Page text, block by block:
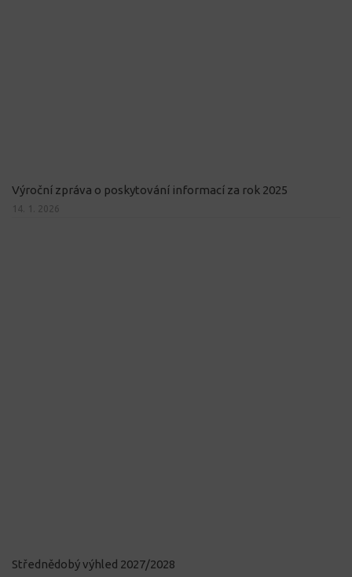
Výroční zpráva o poskytování informací za rok 2025
14. 1. 2026
Střednědobý výhled 2027/2028